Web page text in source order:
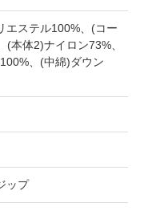
エステル100%、(コー
本体2)ナイロン73%、
、(中綿)ダウン
ップ